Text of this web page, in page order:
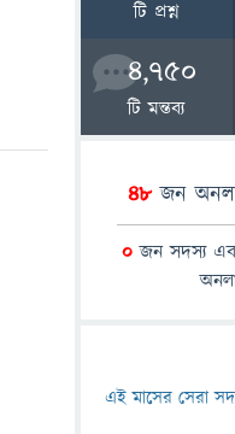
টি প্রশ্ন
4,750
টি মন্তব্য
48জন
0জন সদস্য
এই মাসের সেরা